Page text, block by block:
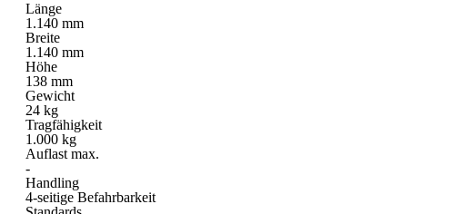
Länge
1.140 mm
Breite
1.140 mm
Höhe
138 mm
Gewicht
24 kg
Tragfähigkeit
1.000 kg
Auflast max.
-
Handling
4-seitige Befahrbarkeit